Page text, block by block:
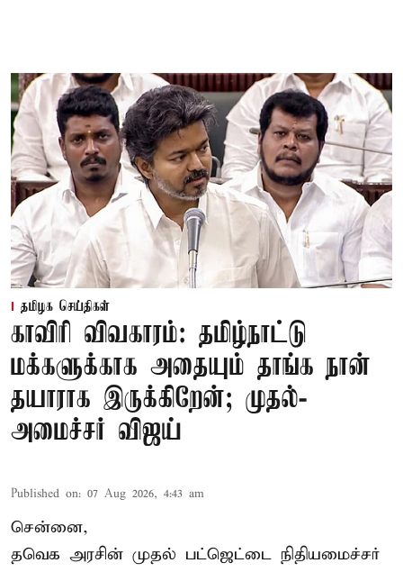
தமிழக செய்திகள்
காவிரி விவகாரம்: தமிழ்நாட்டு
மக்களுக்காக அதையும் தாங்க நான்
தயாராக இருக்கிறேன்; முதல்-
அமைச்சர் விஜய்
Published on: 07 Aug 2026, 4:43 am
சென்னை,
தவெக அரசின் முதல் பட்ஜெட்டை நிதியமைச்சர்